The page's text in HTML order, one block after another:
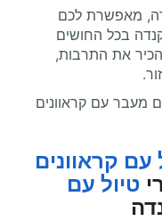
מאפשרת לכם
בכל החושים
את התרבות,
מעבר עם קראוונים
עם קראוונים
טיול עם